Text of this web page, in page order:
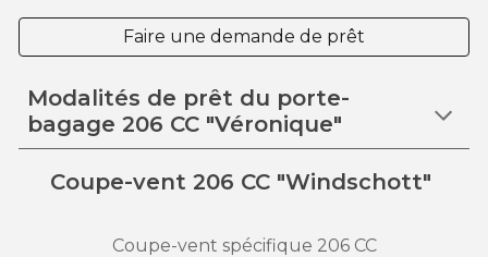
Faire une demande de prêt
Modalités de prêt du porte-
bagage 206 CC "Véronique"
Coupe-vent 206 CC "Windschott"
Coupe-vent spécifique 206 CC